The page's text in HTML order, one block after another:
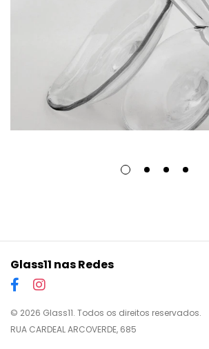
Glass11 nas Redes
© 2026 Glass11. Todos os direitos reservados.
RUA CARDEAL ARCOVERDE, 685